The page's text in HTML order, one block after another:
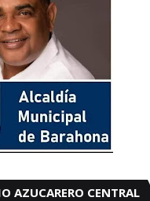
AZUCARERO CENTRAL